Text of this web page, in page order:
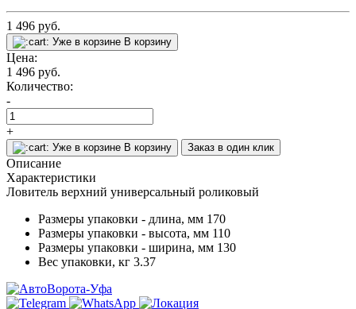
1 496 руб.
Уже в корзине В корзину
Цена:
1 496 руб.
Количество:
-
+
Уже в корзине В корзину Заказ в один клик
Описание
Характеристики
Ловитель верхний универсальный роликовый
Размеры упаковки - длина, мм 170
Размеры упаковки - высота, мм 110
Размеры упаковки - ширина, мм 130
Вес упаковки, кг 3.37